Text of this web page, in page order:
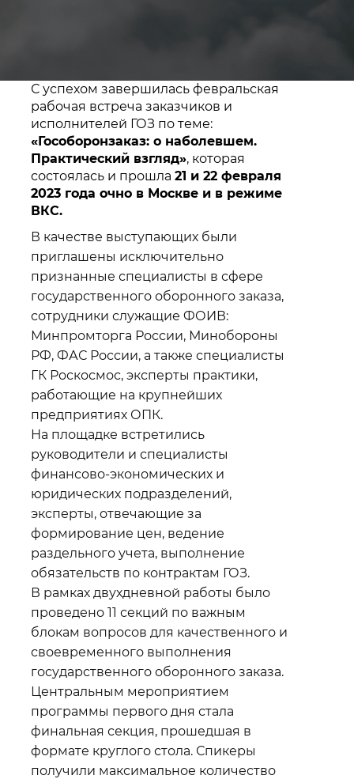
«Наш оборонный комплекс – это
профессионалы высшего класса,
которыми мы по праву гордимся...
Низкий им поклон за все, что они
сделали и делают сейчас,
приближая победу»
Дмитрий Медведев
С успехом завершилась февральская
рабочая встреча заказчиков и
исполнителей ГОЗ по теме:
«Гособоронзаказ: о наболевшем.
Практический взгляд», которая
состоялась и прошла 21 и 22 февраля
2023 года очно в Москве и в режиме
ВКС.
В качестве выступающих были
приглашены исключительно
признанные специалисты в сфере
государственного оборонного заказа,
сотрудники служащие ФОИВ:
Минпромторга России, Минобороны
РФ, ФАС России, а также специалисты
ГК Роскосмос, эксперты практики,
работающие на крупнейших
предприятиях ОПК.
На площадке встретились
руководители и специалисты
финансово-экономических и
юридических подразделений,
эксперты, отвечающие за
формирование цен, ведение
раздельного учета, выполнение
обязательств по контрактам ГОЗ.
В рамках двухдневной работы было
проведено 11 секций по важным
блокам вопросов для качественного и
своевременного выполнения
государственного оборонного заказа.
Центральным мероприятием
программы первого дня стала
финальная секция, прошедшая в
формате круглого стола. Спикеры
получили максимальное количество